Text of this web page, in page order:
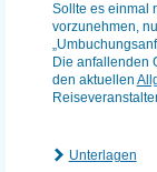
Sollte es einmal
vorzunehmen,
Die anfallenden
den aktuellen
Unterlagen